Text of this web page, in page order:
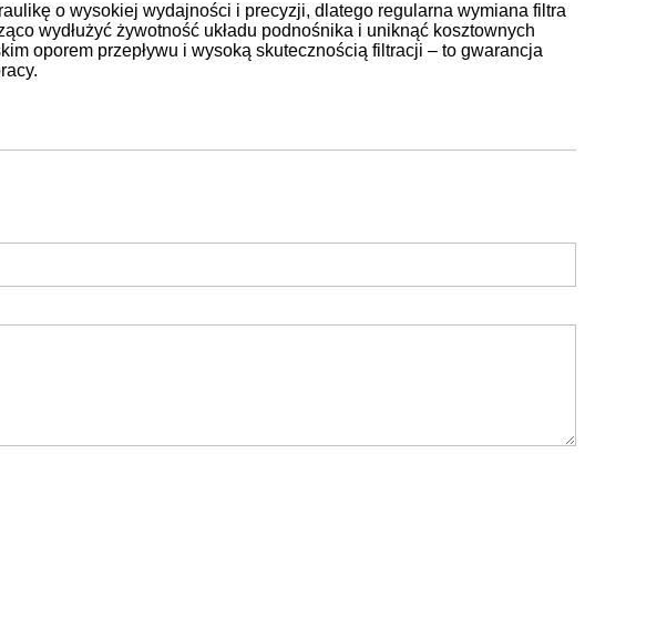
o wysokiej wydajności i precyzji, dlatego regularna wymiana filtra
wydłużyć żywotność układu podnośnika i uniknąć kosztownych
oporem przepływu i wysoką skutecznością filtracji – to gwarancja